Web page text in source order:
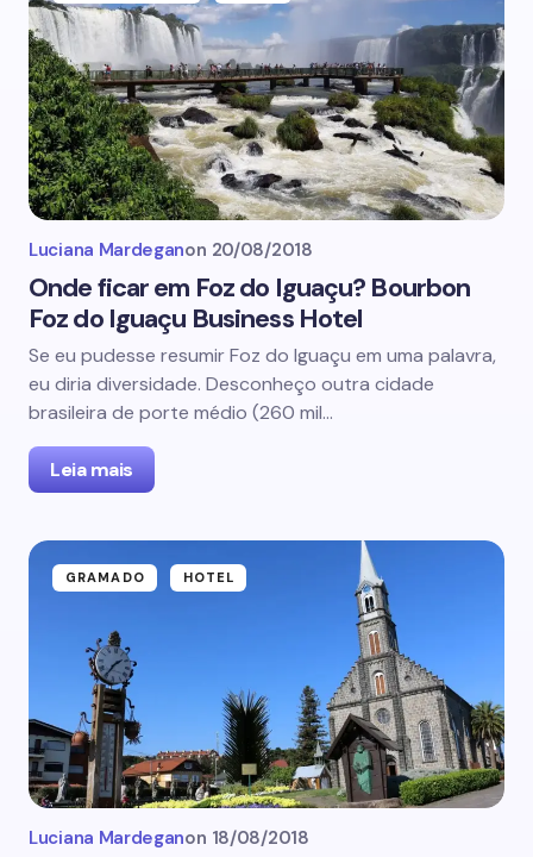
Luciana Mardeganon 20/08/2018
Onde ficar em Foz do Iguaçu? Bourbon
Foz do Iguaçu Business Hotel
Se eu pudesse resumir Foz do Iguaçu em uma palavra,
eu diria diversidade. Desconheço outra cidade
brasileira de porte médio (260 mil…
Leia mais
GRAMADO HOTEL
Luciana Mardeganon 18/08/2018